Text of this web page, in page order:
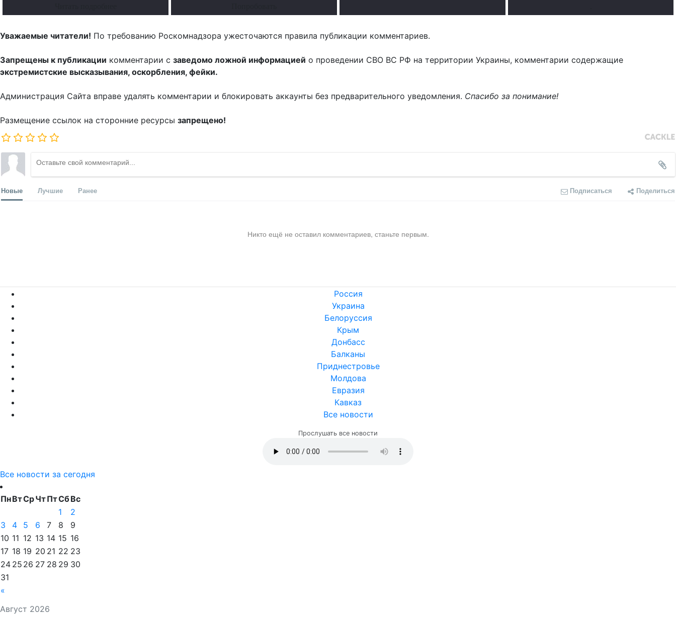
Уважаемые читатели! По требованию Роскомнадзора ужесточаются правила публикации комментариев.
Запрещены к публикации комментарии с заведомо ложной информацией о проведении СВО ВС РФ на территории Украины, комментарии содержащие
экстремистские высказывания, оскорбления, фейки.
Администрация Сайта вправе удалять комментарии и блокировать аккаунты без предварительного уведомления. Спасибо за понимание!
Размещение ссылок на сторонние ресурсы запрещено!
Новые Лучшие Ранее Подписаться Поделиться
Никто ещё не оставил комментариев, станьте первым.
Россия
Украина
Белоруссия
Крым
Донбасс
Балканы
Приднестровье
Молдова
Евразия
Кавказ
Все новости
Прослушать все новости
Все новости за сегодня
Август 2026
ПнВтСрЧтПтСбВс
«
1
2
3
4 5 6 7 8
9
10 11 12 13 14 15 16
17 18 19 20 21 22 23
24 25 26 27 28 29 30
31